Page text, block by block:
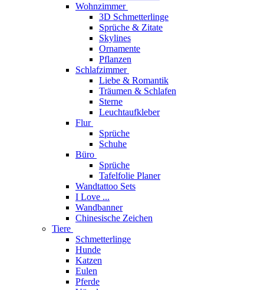
Wohnzimmer
3D Schmetterlinge
Sprüche & Zitate
Skylines
Ornamente
Pflanzen
Schlafzimmer
Liebe & Romantik
Träumen & Schlafen
Sterne
Leuchtaufkleber
Flur
Sprüche
Schuhe
Büro
Sprüche
Tafelfolie Planer
Wandtattoo Sets
I Love ...
Wandbanner
Chinesische Zeichen
Tiere
Schmetterlinge
Hunde
Katzen
Eulen
Pferde